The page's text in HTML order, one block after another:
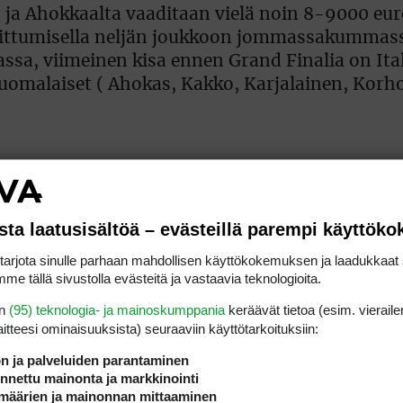
Ahokkaalta vaaditaan vielä noin 8-9000
neljän joukkoon
viimeinen kisa ennen Grand Finalia on
( Ahokas, Kakko, Karjalainen,
kiritt&#228,v&#228,&#228,
kärkikaksikkoRomain Bechuja
pelaa elämänsä ensimmäistä
pelannut pelkästään Euroopan Tourilla yli
laatusisältöä – evästeillä parempi
sinulle parhaan mahdollisen käyttökokemuksen ja laadukkaat
tällä sivustolla evästeitä ja vastaavia teknologioita.
(95) teknologia- ja mainoskumppania keräävät tietoa (esim.
ominaisuuk­sista) seuraaviin käyttötarkoituksiin:
ja palveluiden parantaminen
mainonta ja markkinointi
ja mainonnan mittaaminen